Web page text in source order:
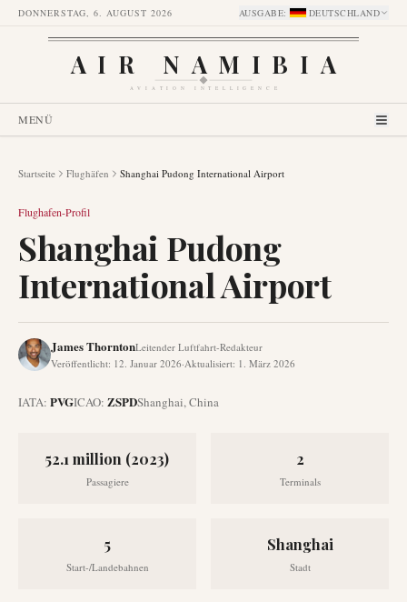
DONNERSTAG, 6. AUGUST 2026 AUSGABE: DEUTSCHLAND
AIR NAMIBIA
AVIATION INTELLIGENCE
MENÜ
Startseite Flughäfen Shanghai Pudong International Airport
Flughafen-Profil
Shanghai Pudong
International Airport
James ThorntonLeitender Luftfahrt-Redakteur
Veröffentlicht: 12. Januar 2026·Aktualisiert: 1. März 2026
IATA: PVGICAO: ZSPDShanghai,China
52.1 million (2023)
Passagiere
2
Terminals
5
Start-/Landebahnen
Shanghai
Stadt